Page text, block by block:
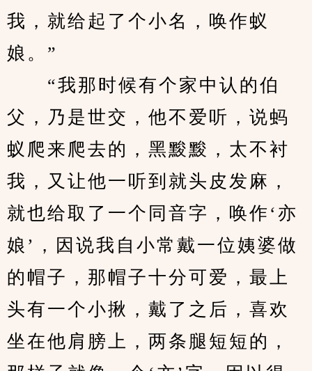
我，就给起了个小名，唤作蚁
娘。”
“我那时候有个家中认的伯
父，乃是世交，他不爱听，说蚂
蚁爬来爬去的，黑黢黢，太不衬
我，又让他一听到就头皮发麻，
就也给取了一个同音字，唤作‘亦
娘’，因说我自小常戴一位姨婆做
的帽子，那帽子十分可爱，最上
头有一个小揪，戴了之后，喜欢
坐在他肩膀上，两条腿短短的，